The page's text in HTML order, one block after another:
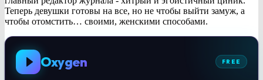
Теперь девушки готовы на все, но не чтобы выйти замуж, а
чтобы отомстить… своими, женскими способами.
Oxygen FREE